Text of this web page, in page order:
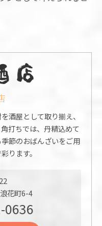
酒屋として取り揃え、
打ちでは、丹精込めて
節のおばんざいをご用
ります。
花町6-4
0636